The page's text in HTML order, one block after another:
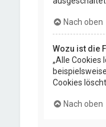
Nach oben
Wozu ist die
„Alle Cookies
Cookies löscht.
Nach oben